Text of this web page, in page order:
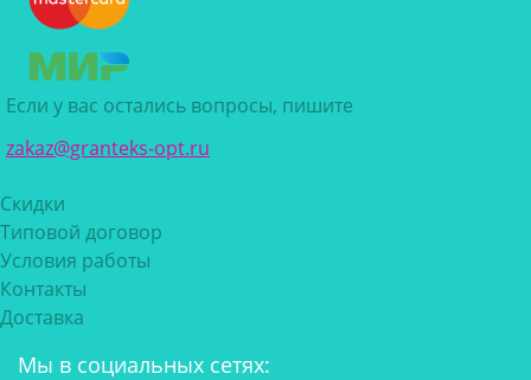
Если у вас остались вопросы, пишите
zakaz@granteks-opt.ru
Скидки
Типовой договор
Условия работы
Контакты
Доставка
Мы в социальных сетях: